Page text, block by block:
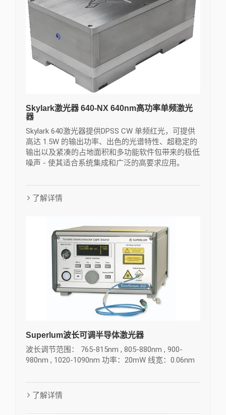
Skylark激光器 640-NX 640nm高功率单频激光
器
Skylark 640激光器提供DPSS CW 单频红光，可提供
高达 1.5W 的输出功率、出色的光谱特性、超稳定的
输出以及紧凑的占地面积和多功能软件包带来的极低
噪声 - 使其适合系统集成和广泛的高要求应用。
了解详情
Superlum波长可调半导体激光器
波长调节范围： 765-815nm , 805-880nm , 900-
980nm , 1020-1090nm 功率：20mW 线宽：0.06nm
了解详情